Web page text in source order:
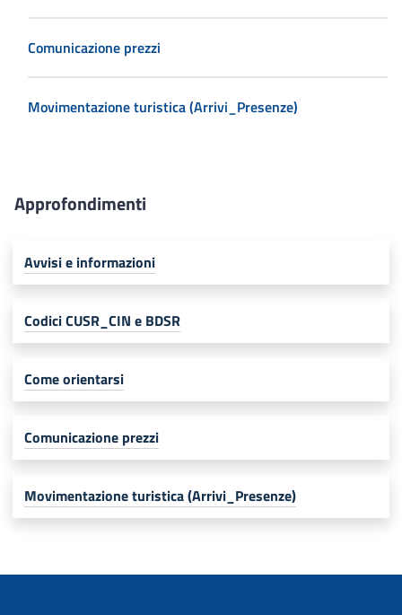
Comunicazione prezzi
Movimentazione turistica (Arrivi_Presenze)
Approfondimenti
Avvisi e informazioni
Codici CUSR_CIN e BDSR
Come orientarsi
Comunicazione prezzi
Movimentazione turistica (Arrivi_Presenze)